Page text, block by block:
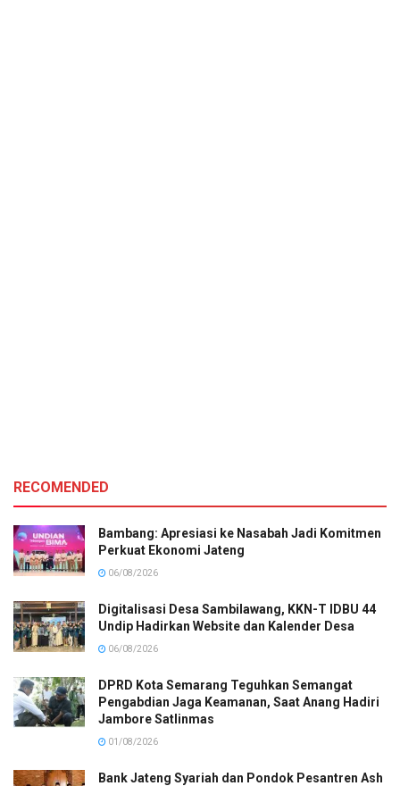
RECOMENDED
Bambang: Apresiasi ke Nasabah Jadi Komitmen
Perkuat Ekonomi Jateng
06/08/2026
Digitalisasi Desa Sambilawang, KKN-T IDBU 44
Undip Hadirkan Website dan Kalender Desa
06/08/2026
DPRD Kota Semarang Teguhkan Semangat
Pengabdian Jaga Keamanan, Saat Anang Hadiri
Jambore Satlinmas
01/08/2026
Bank Jateng Syariah dan Pondok Pesantren Ash